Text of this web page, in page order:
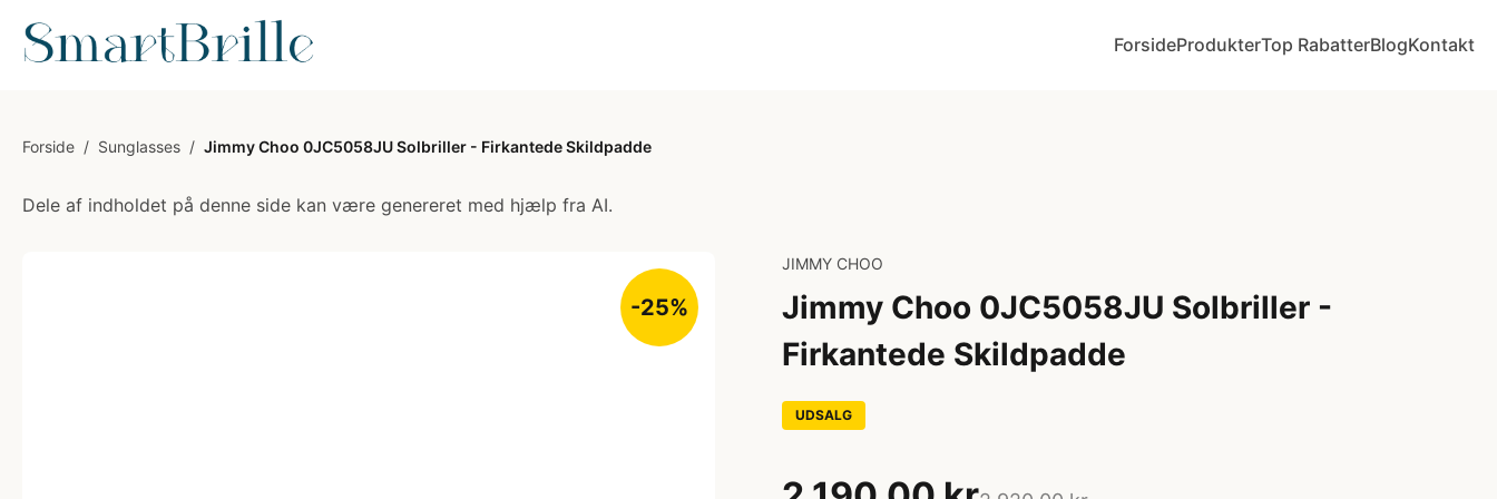
ForsideProdukterTop RabatterBlogKontakt
Forside / Sunglasses / Jimmy Choo 0JC5058JU Solbriller - Firkantede Skildpadde
Dele af indholdet på denne side kan være genereret med hjælp fra AI.
-25%
JIMMY CHOO
Jimmy Choo 0JC5058JU Solbriller -
Firkantede Skildpadde
UDSALG